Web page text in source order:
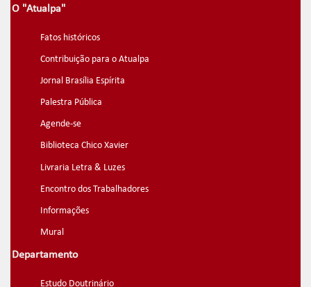
O "Atualpa"
Fatos históricos
Contribuição para o Atualpa
Jornal Brasília Espírita
Palestra Pública
Agende-se
Biblioteca Chico Xavier
Livraria Letra & Luzes
Encontro dos Trabalhadores
Informações
Mural
Departamento
Estudo Doutrinário